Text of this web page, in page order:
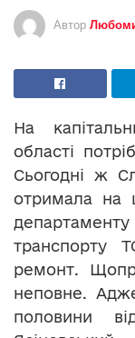
Автор
На
області
Сьогодні ж
отримала на
транспорту
ремонт.
неповне.
половини